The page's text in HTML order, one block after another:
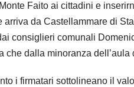
Faito ai cittadini e
arriva da Castellammare di
consiglieri comunali
che dalla minoranza
i firmatari sottolineano il